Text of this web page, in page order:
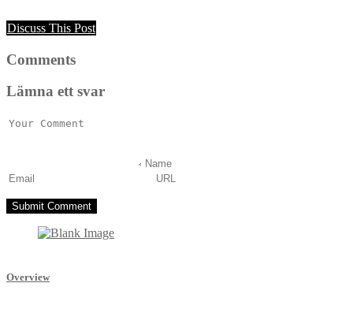
Discuss This Post
Comments
Lämna ett svar
Overview